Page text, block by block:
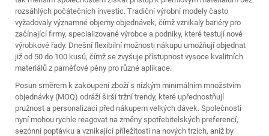
rozsáhlých počátečních investic. Tradiční výrobní modely často
vyžadovaly významné objemy objednávek, čímž vznikaly bariéry pro
začínající firmy, specializované výrobce a podniky, které testují nové
výrobkové řady. Dnešní flexibilní možnosti nákupu umožňují objednat
již od 50 do 100 kusů, čímž se zvyšuje přístupnost vysoce kvalitních
materiálů z paměťové pěny pro různé aplikace.
Posun směrem k zakoupení zboží s nízkým minimálním množstvím
objednávky (MOQ) odráží širší tržní trendy, které upřednostňují
pružnost a personalizaci před nákupem velkých dávek. Společnosti
nyní mohou rychle reagovat na změny spotřebitelských preferencí,
sezónní poptávku a vznikající příležitosti na nových trzích, aniž by